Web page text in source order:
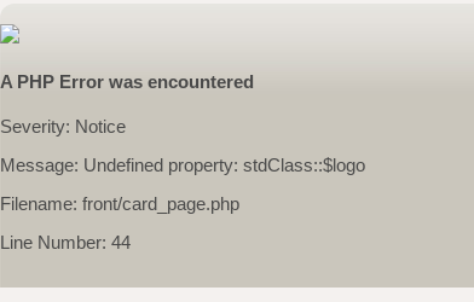
A PHP Error was encountered
Severity: Notice
Message: Undefined property: stdClass::$logo
Filename: front/card_page.php
Line Number: 44